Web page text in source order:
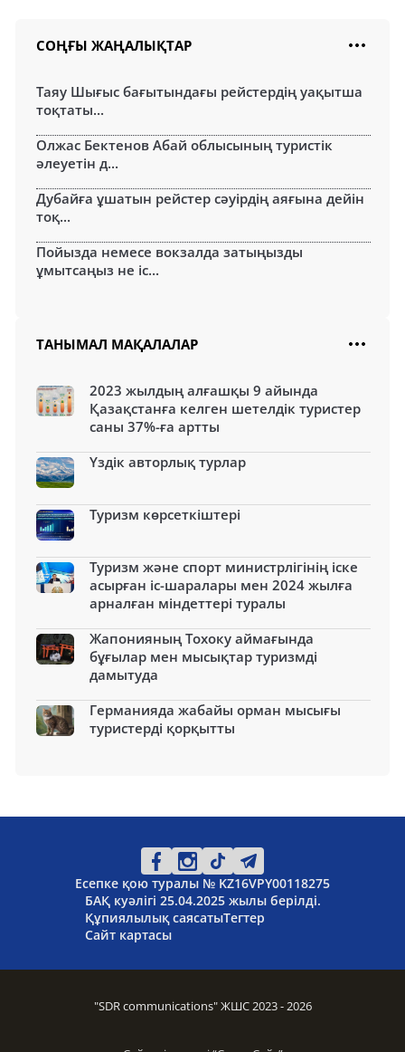
СОҢҒЫ ЖАҢАЛЫҚТАР
Таяу Шығыс бағытындағы рейстердің уақытша
тоқтаты...
Олжас Бектенов Абай облысының туристік
әлеуетін д...
Дубайға ұшатын рейстер сәуірдің аяғына дейін
тоқ...
Пойызда немесе вокзалда затыңызды
ұмытсаңыз не іс...
ТАНЫМАЛ МАҚАЛАЛАР
2023 жылдың алғашқы 9 айында
Қазақстанға келген шетелдік туристер
саны 37%-ға артты
Үздік авторлық турлар
Туризм көрсеткіштері
Туризм және спорт министрлігінің іске
асырған іс-шаралары мен 2024 жылға
арналған міндеттері туралы
Жапонияның Тохоку аймағында
бұғылар мен мысықтар туризмді
дамытуда
Германияда жабайы орман мысығы
туристерді қорқытты
Есепке қою туралы № KZ16VPY00118275
БАҚ куәлігі 25.04.2025 жылы берілді.
Құпиялылық саясатыТегтер
Сайт картасы
"SDR communications" ЖШС 2023 - 2026